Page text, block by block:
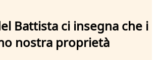
Battista ci insegna che i
nostra proprietà